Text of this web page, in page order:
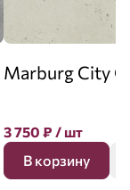
Marburg City
3 750 ₽ / шт
В корзину